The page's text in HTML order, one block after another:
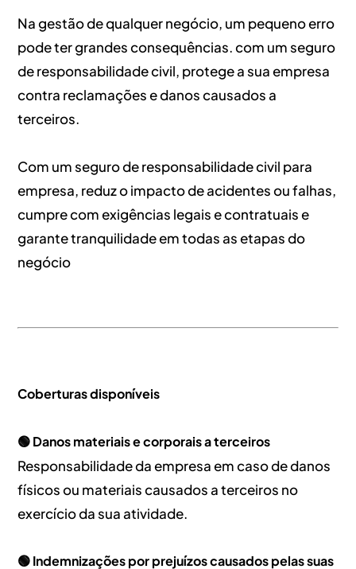
Na gestão de qualquer negócio, um pequeno erro
pode ter grandes consequências. com um seguro
de responsabilidade civil, protege a sua empresa
contra reclamações e danos causados a
terceiros.
Com um seguro de responsabilidade civil para
empresa, reduz o impacto de acidentes ou falhas,
cumpre com exigências legais e contratuais e
garante tranquilidade em todas as etapas do
negócio
Coberturas disponíveis
🟢 Danos materiais e corporais a terceiros
Responsabilidade da empresa em caso de danos
físicos ou materiais causados a terceiros no
exercício da sua atividade.
🟢 Indemnizações por prejuízos causados pelas suas